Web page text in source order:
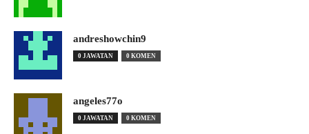
andreshowchin9
0 JAWATAN 0 KOMEN
angeles77o
0 JAWATAN 0 KOMEN